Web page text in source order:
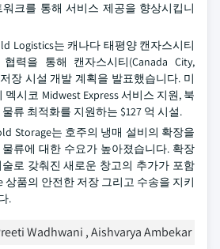
크를 통해 서비스 제공을 향상시킵니
Logistics는 캐나다 태평양 캔자스시티
협력을 통해 캔자스시티(Canada City,
장 시설 개발 계획을 발표했습니다. 미
멕시코 Midwest Express 서비스 지원, 북
류 최적화를 지원하는 $127 억 시설.
Storage는 호주의 냉매 설비의 확장을
류에 대한 수요가 높아졌습니다. 확장
로 갖춰진 새로운 창고의 추가가 포함
상품의 안전한 저장 그리고 수송을 지키
.
Wadhwani , Aishvarya Ambekar